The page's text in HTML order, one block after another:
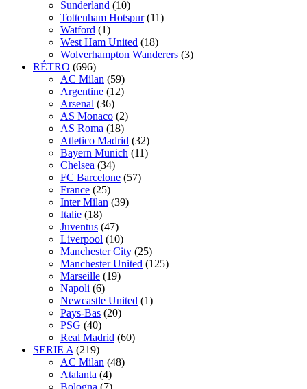
Sunderland (10)
Tottenham Hotspur (11)
Watford (1)
West Ham United (18)
Wolverhampton Wanderers (3)
RÉTRO (696)
AC Milan (59)
Argentine (12)
Arsenal (36)
AS Monaco (2)
AS Roma (18)
Atletico Madrid (32)
Bayern Munich (11)
Chelsea (34)
FC Barcelone (57)
France (25)
Inter Milan (39)
Italie (18)
Juventus (47)
Liverpool (10)
Manchester City (25)
Manchester United (125)
Marseille (19)
Napoli (6)
Newcastle United (1)
Pays-Bas (20)
PSG (40)
Real Madrid (60)
SERIE A (219)
AC Milan (48)
Atalanta (4)
Bologna (7)